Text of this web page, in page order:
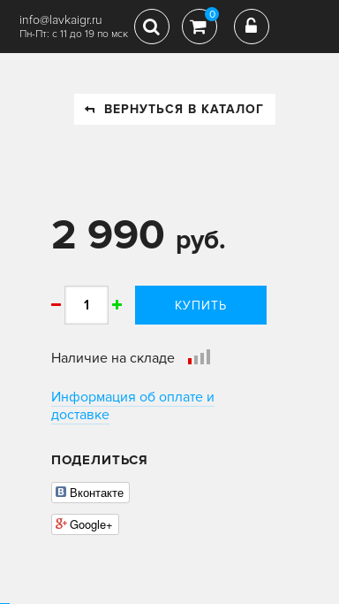
info@lavkaigr.ru
Пн-Пт: с 11 до 19 по мск
0
ВЕРНУТЬСЯ В КАТАЛОГ
2 990 руб.
КУПИТЬ
Наличие на складе
Информация об оплате и
доставке
ПОДЕЛИТЬСЯ
Вконтакте
Google+